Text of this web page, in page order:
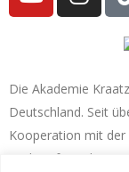
Die Akademie
Deutschland. Seit
Kooperation mit der
auch Referendare